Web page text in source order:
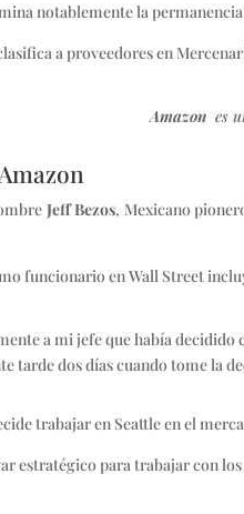
notablemente la
a proveedores en
Amazones
Jeff Bezos, Mexicano
funcionario en Wall Street
a mi jefe que había
tarde dos días cuando tome la
trabajar en Seattle en el
estratégico para trabajar con